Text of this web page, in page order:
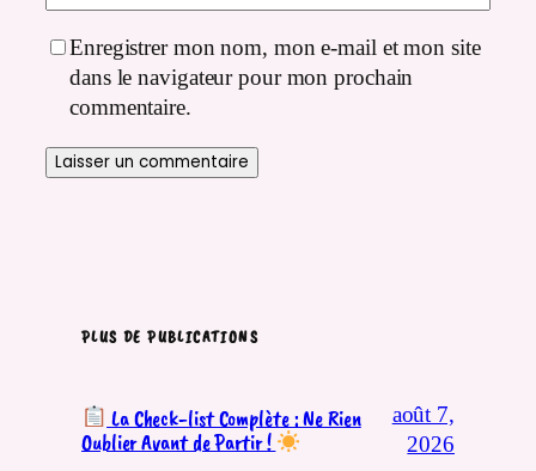
Enregistrer mon nom, mon e-mail et mon site
dans le navigateur pour mon prochain
commentaire.
PLUS DE PUBLICATIONS
La Check-list Complète : Ne Rien
Oublier Avant de Partir !
août 7,
2026